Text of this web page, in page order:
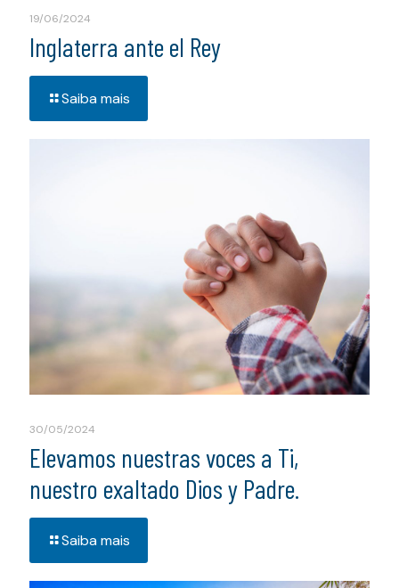
19/06/2024
Inglaterra ante el Rey
Saiba mais
30/05/2024
Elevamos nuestras voces a Ti,
nuestro exaltado Dios y Padre.
Saiba mais